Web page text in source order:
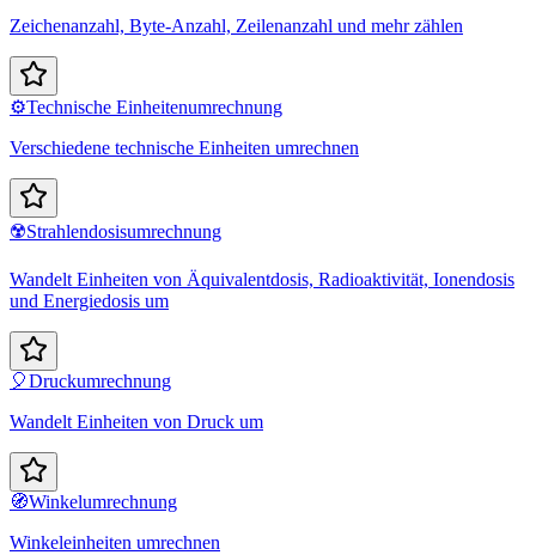
Zeichenanzahl, Byte-Anzahl, Zeilenanzahl und mehr zählen
⚙️Technische Einheitenumrechnung
Verschiedene technische Einheiten umrechnen
☢️Strahlendosisumrechnung
Wandelt Einheiten von Äquivalentdosis, Radioaktivität, Ionendosis
und Energiedosis um
🎈Druckumrechnung
Wandelt Einheiten von Druck um
🧭Winkelumrechnung
Winkeleinheiten umrechnen